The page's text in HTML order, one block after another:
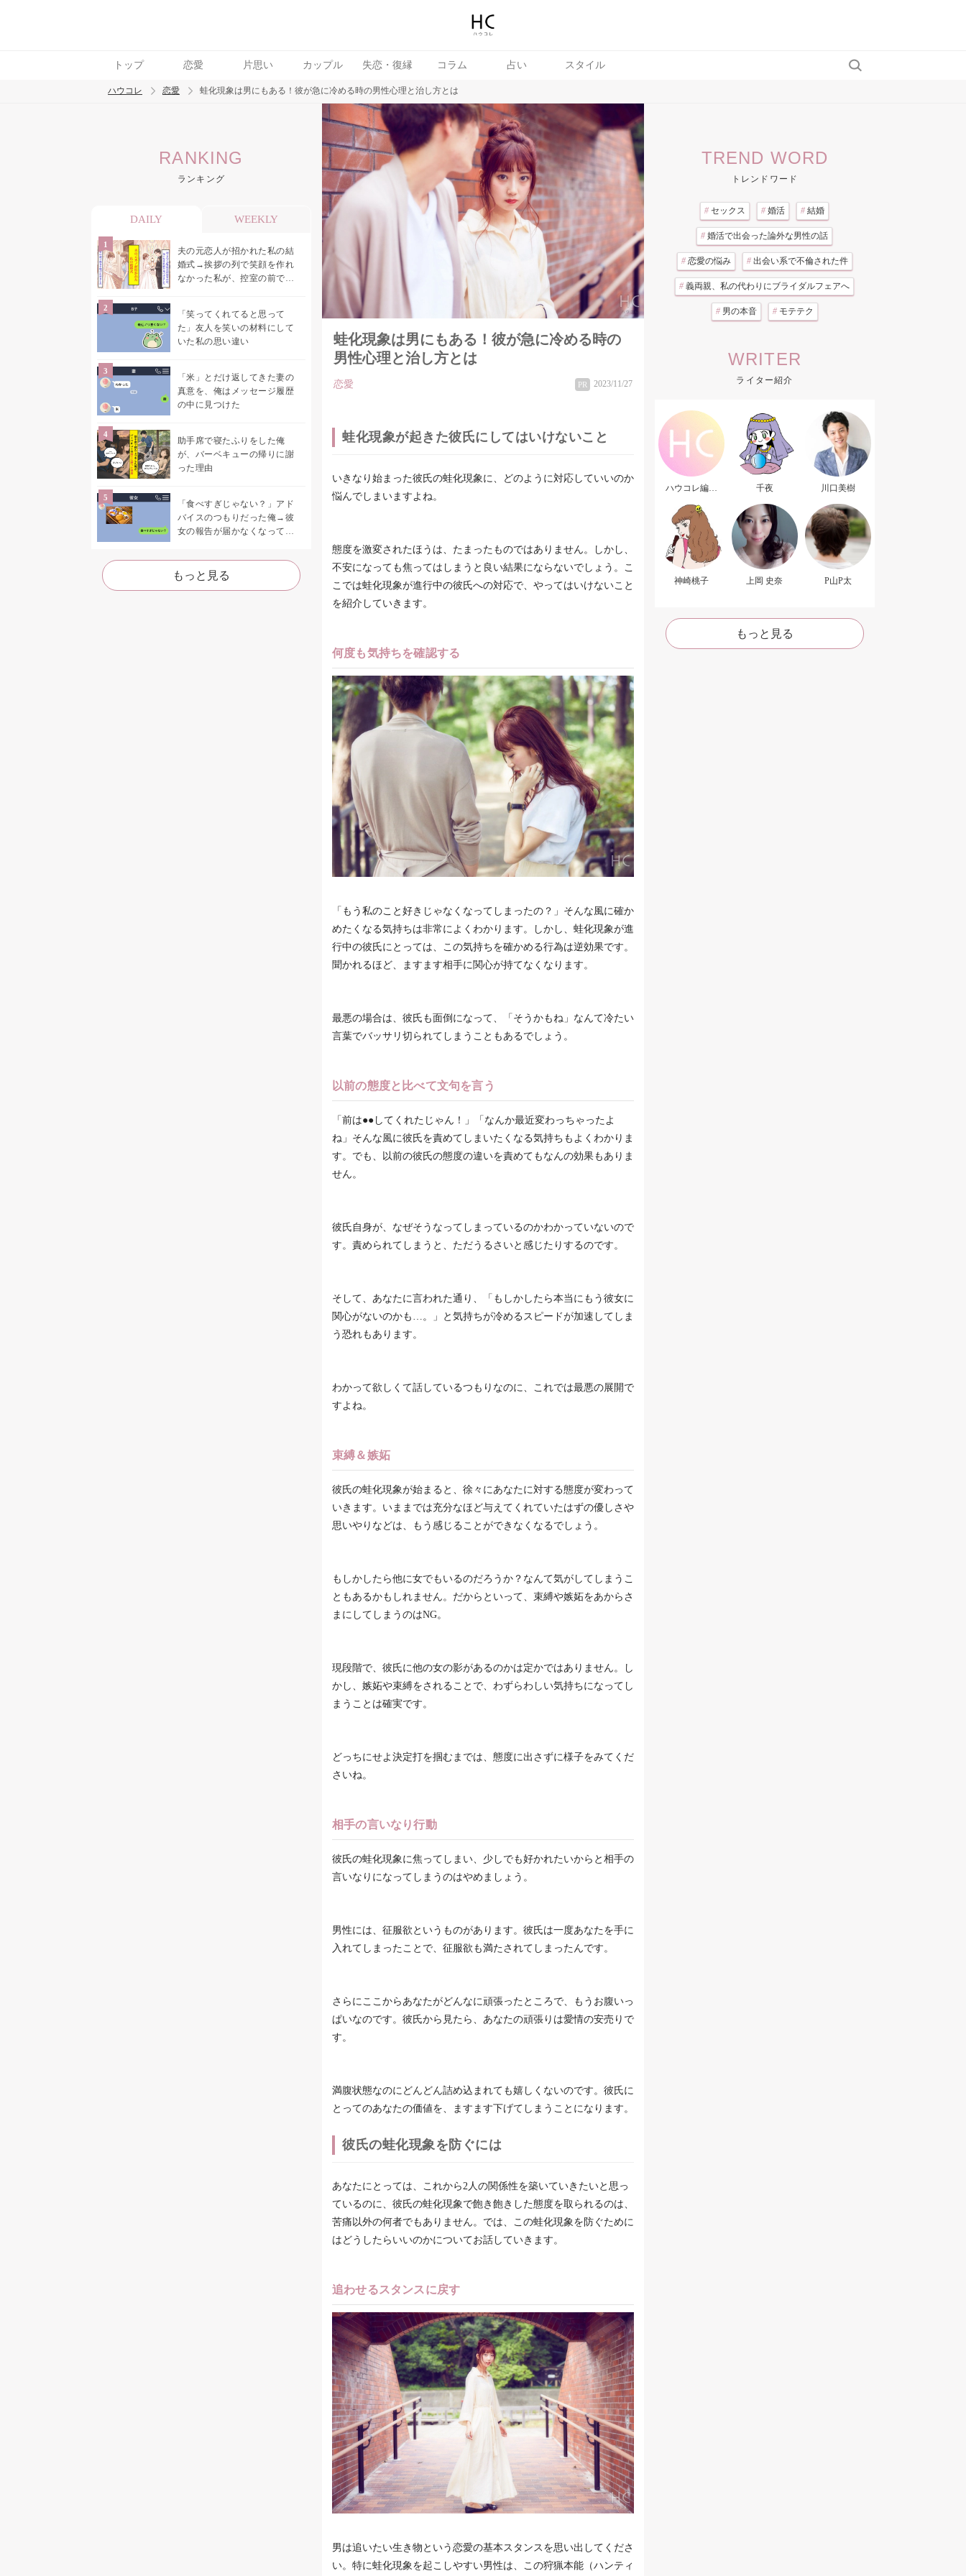
トップ 恋愛 片思い カップル 失恋・復縁 コラム 占い スタイル
トレンド ワード
ハウコレ 恋愛 蛙化現象は男にもある！彼が急に冷める時の男性心理と治し方とは
RANKING
ランキング
DAILY WEEKLY
夫の元恋人が招かれた私の結
婚式→挨拶の列で笑顔を作れ
なかった私が、控室の前で彼
「笑ってくれてると思って
た」友人を笑いの材料にして
いた私の思い違い
「米」とだけ返してきた妻の
真意を、俺はメッセージ履歴
の中に見つけた
助手席で寝たふりをした俺
が、バーベキューの帰りに謝
った理由
「食べすぎじゃない？」アド
バイスのつもりだった俺→彼
女の報告が届かなくなって、
た
もっと見る
蛙化現象は男にもある！彼が急に冷める時の
男性心理と治し方とは
恋愛 PR 2023/11/27
蛙化現象が起きた彼氏にしてはいけないこと
いきなり始まった彼氏の蛙化現象に、どのように対応していいのか
悩んでしまいますよね。
態度を激変されたほうは、たまったものではありません。しかし、
不安になっても焦ってはしまうと良い結果にならないでしょう。こ
こでは蛙化現象が進行中の彼氏への対応で、やってはいけないこと
を紹介していきます。
何度も気持ちを確認する
「もう私のこと好きじゃなくなってしまったの？」そんな風に確か
めたくなる気持ちは非常によくわかります。しかし、蛙化現象が進
行中の彼氏にとっては、この気持ちを確かめる行為は逆効果です。
聞かれるほど、ますます相手に関心が持てなくなります。
最悪の場合は、彼氏も面倒になって、「そうかもね」なんて冷たい
言葉でバッサリ切られてしまうこともあるでしょう。
以前の態度と比べて文句を言う
「前は●●してくれたじゃん！」「なんか最近変わっちゃったよ
ね」そんな風に彼氏を責めてしまいたくなる気持ちもよくわかりま
す。でも、以前の彼氏の態度の違いを責めてもなんの効果もありま
せん。
彼氏自身が、なぜそうなってしまっているのかわかっていないので
す。責められてしまうと、ただうるさいと感じたりするのです。
そして、あなたに言われた通り、「もしかしたら本当にもう彼女に
関心がないのかも…。」と気持ちが冷めるスピードが加速してしま
う恐れもあります。
わかって欲しくて話しているつもりなのに、これでは最悪の展開で
すよね。
束縛＆嫉妬
彼氏の蛙化現象が始まると、徐々にあなたに対する態度が変わって
いきます。いままでは充分なほど与えてくれていたはずの優しさや
思いやりなどは、もう感じることができなくなるでしょう。
もしかしたら他に女でもいるのだろうか？なんて気がしてしまうこ
ともあるかもしれません。だからといって、束縛や嫉妬をあからさ
まにしてしまうのはNG。
現段階で、彼氏に他の女の影があるのかは定かではありません。し
かし、嫉妬や束縛をされることで、わずらわしい気持ちになってし
まうことは確実です。
どっちにせよ決定打を掴むまでは、態度に出さずに様子をみてくだ
さいね。
相手の言いなり行動
彼氏の蛙化現象に焦ってしまい、少しでも好かれたいからと相手の
言いなりになってしまうのはやめましょう。
男性には、征服欲というものがあります。彼氏は一度あなたを手に
入れてしまったことで、征服欲も満たされてしまったんです。
さらにここからあなたがどんなに頑張ったところで、もうお腹いっ
ぱいなのです。彼氏から見たら、あなたの頑張りは愛情の安売りで
す。
満腹状態なのにどんどん詰め込まれても嬉しくないのです。彼氏に
とってのあなたの価値を、ますます下げてしまうことになります。
彼氏の蛙化現象を防ぐには
あなたにとっては、これから2人の関係性を築いていきたいと思っ
ているのに、彼氏の蛙化現象で飽き飽きした態度を取られるのは、
苦痛以外の何者でもありません。では、この蛙化現象を防ぐために
はどうしたらいいのかについてお話していきます。
追わせるスタンスに戻す
男は追いたい生き物という恋愛の基本スタンスを思い出してくださ
い。特に蛙化現象を起こしやすい男性は、この狩猟本能（ハンティ
TREND WORD
トレンドワード
# セックス # 婚活 # 結婚
# 婚活で出会った論外な男性の話
# 恋愛の悩み # 出会い系で不倫された件
# 義両親、私の代わりにブライダルフェアへ
# 男の本音 # モテテク
WRITER
ライター紹介
ハウコレ編集
千夜 川口美樹
神崎桃子 上岡 史奈 P山P太
もっと見る